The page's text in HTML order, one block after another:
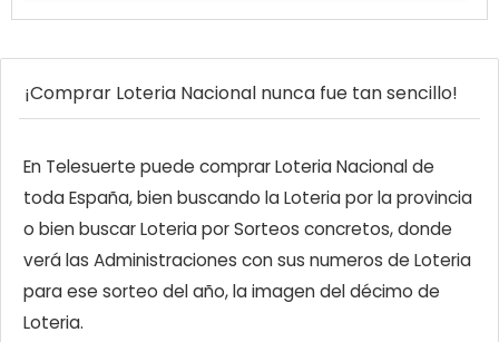
¡Comprar Loteria Nacional nunca fue tan sencillo!
En Telesuerte puede comprar Loteria Nacional de
toda España, bien buscando la Loteria por la provincia
o bien buscar Loteria por Sorteos concretos, donde
verá las Administraciones con sus numeros de Loteria
para ese sorteo del año, la imagen del décimo de
Loteria.